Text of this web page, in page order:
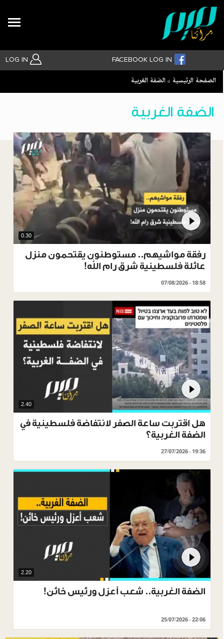
LOG IN FACEBOOK LOG IN
Breadcrumb
الصفحة الرئيسية الضفة الغربية
الضفة الغربية
0.30
رفقة مواشيهم.. مستوطنون يقتحمون منزل
عائلة فلسطينية شرق رام الله!
07/08/2026 - 18:58
2.40
هل اقتربت ساعة الصفر لانتفاضة فلسطينية في
الضفة الغربية؟
27/07/2026 - 19:36
2.20
الضفة الغربية.. شعب أعزل ورئيس خائن!
25/07/2026 - 22:06